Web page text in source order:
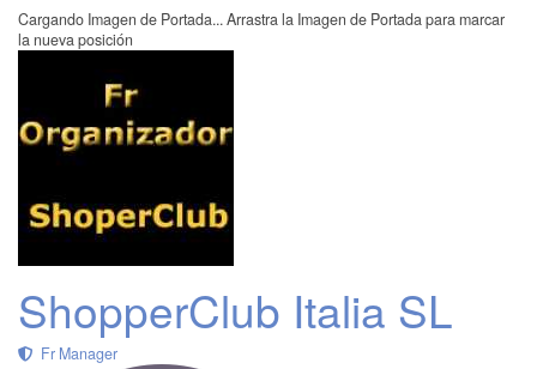
Cargando Imagen de Portada... Arrastra la Imagen de Portada para marcar
la nueva posición
ShopperClub Italia SL
Fr Manager